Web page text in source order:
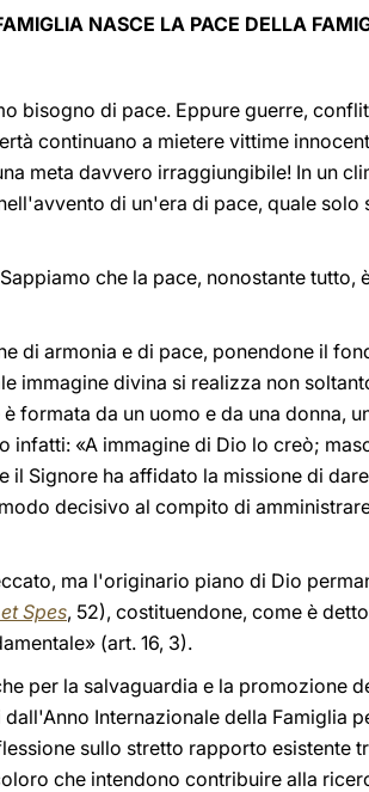
NASCE LA PACE DELLA
bisogno di pace. Eppure guerre,
continuano a mietere vittime
meta davvero irraggiungibile! In un
di un'era di pace, quale solo
che la pace, nonostante
di armonia e di pace, ponendone il
immagine divina si realizza non
formata da un uomo e da una donna,
infatti: «A immagine di Dio lo creò;
il Signore ha affidato la missione di
decisivo al compito di
ma l'originario piano di Dio
Spes, 52), costituendone, come è
(art. 16, 3).
per la salvaguardia e la promozione
Internazionale della Famiglia
sullo stretto rapporto esistente
che intendono contribuire alla